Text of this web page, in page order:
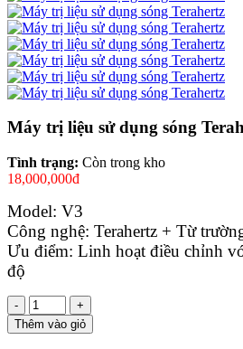
Máy trị liệu sử dụng sóng
Tình trạng: Còn trong kho
18,000,000đ
Model: V3
Công nghệ: Terahertz + Từ
Ưu điểm: Linh hoạt điều chỉnh
độ
-
+
Thêm vào giỏ